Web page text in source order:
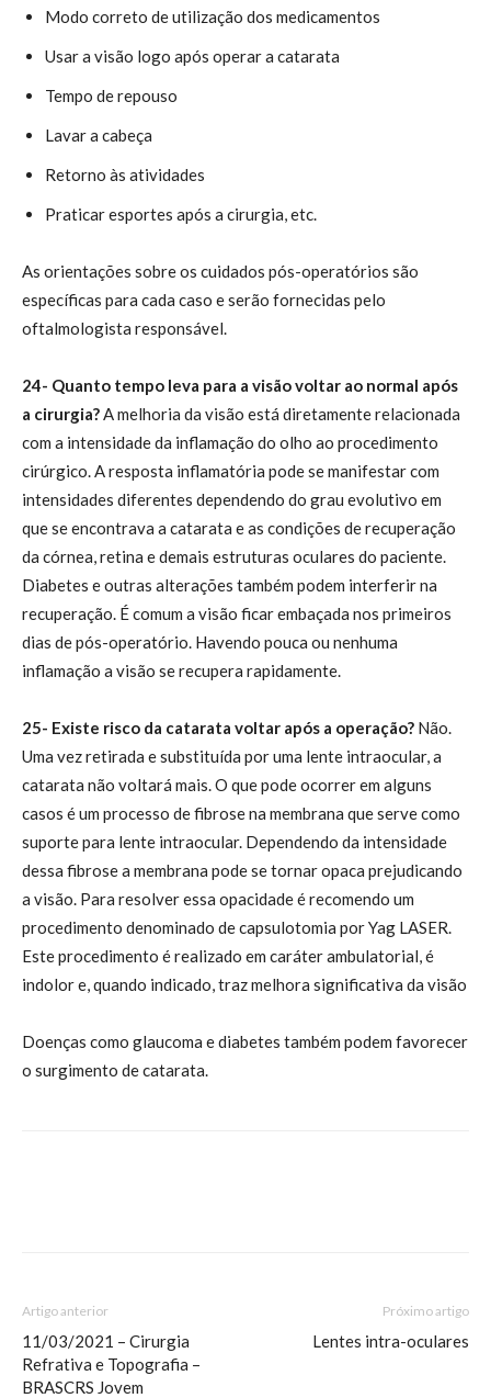
Modo correto de utilização dos medicamentos
Usar a visão logo após operar a catarata
Tempo de repouso
Lavar a cabeça
Retorno às atividades
Praticar esportes após a cirurgia, etc.
As orientações sobre os cuidados pós-operatórios são
específicas para cada caso e serão fornecidas pelo
oftalmologista responsável.
24- Quanto tempo leva para a visão voltar ao normal após
a cirurgia?A melhoria da visão está diretamente relacionada
com a intensidade da inflamação do olho ao procedimento
cirúrgico. A resposta inflamatória pode se manifestar com
intensidades diferentes dependendo do grau evolutivo em
que se encontrava a catarata e as condições de recuperação
da córnea, retina e demais estruturas oculares do paciente.
Diabetes e outras alterações também podem interferir na
recuperação. É comum a visão ficar embaçada nos primeiros
dias de pós-operatório. Havendo pouca ou nenhuma
inflamação a visão se recupera rapidamente.
25- Existe risco da catarata voltar após a operação? Não.
Uma vez retirada e substituída por uma lente intraocular, a
catarata não voltará mais. O que pode ocorrer em alguns
casos é um processo de fibrose na membrana que serve como
suporte para lente intraocular. Dependendo da intensidade
dessa fibrose a membrana pode se tornar opaca prejudicando
a visão. Para resolver essa opacidade é recomendo um
procedimento denominado de capsulotomia por Yag LASER.
Este procedimento é realizado em caráter ambulatorial, é
indolor e, quando indicado, traz melhora significativa da visão
Doenças como glaucoma e diabetes também podem favorecer
o surgimento de catarata.
Artigo anterior
11/03/2021 – Cirurgia
Refrativa e Topografia –
BRASCRS Jovem
Próximo artigo
Lentes intra-oculares